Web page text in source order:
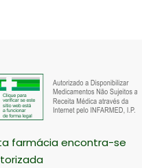
farmácia encontra-se